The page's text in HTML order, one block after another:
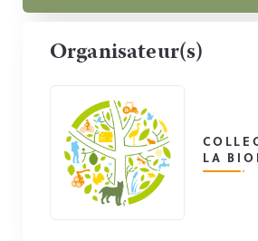
Organisateur(s)
LA